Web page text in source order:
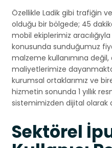
Özellikle Ladik gibi trafiğin
olduğu bir bölgede; 45
mobil ekiplerimiz
konusunda sunduğumuz
malzeme kullanımına
maliyetlerimize
kurumsal ortaklarımız ve
hizmetin sonunda 1 yıllık
sistemimizden dijital olarak
Sektörel